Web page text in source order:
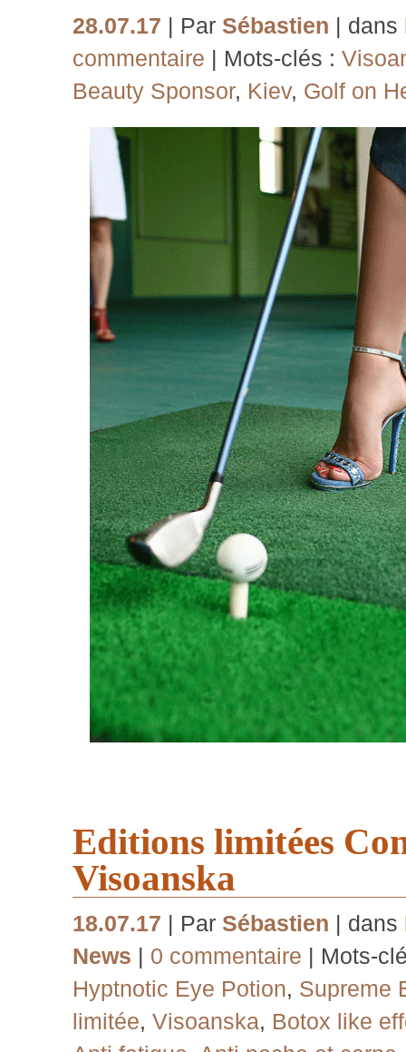
28.07.17 | Par Sébastien | dans
commentaire | Mots-clés :
Beauty Sponsor, Kiev, Golf on
Editions limitées
Visoanska
18.07.17 | Par Sébastien | dans
News | 0 commentaire | Mots-
Hyptnotic Eye Potion, Supreme
limitée, Visoanska, Botox like